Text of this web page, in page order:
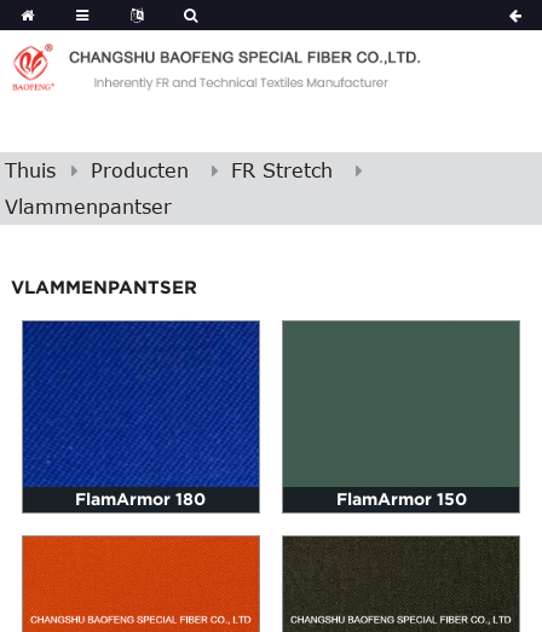
Thuis Producten
FR Stretch
Vlammenpantser
VLAMMENPANTSER
FlamArmor 180 FlamArmor 150